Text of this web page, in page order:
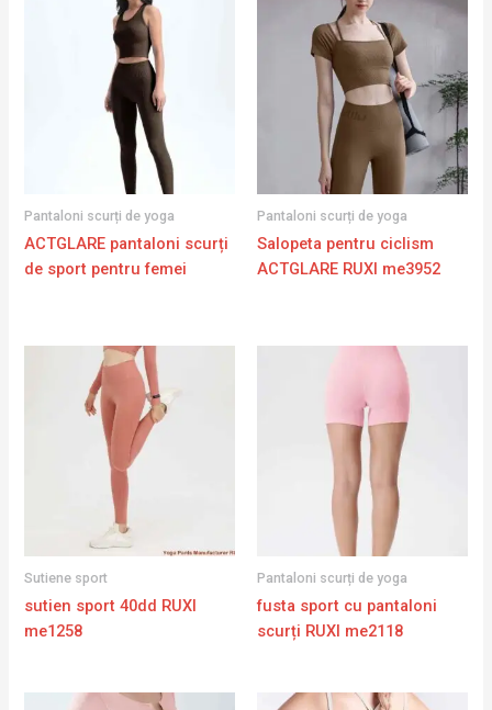
Pantaloni scurți de yoga
ACTGLARE pantaloni scurți
de sport pentru femei
Pantaloni scurți de yoga
Salopeta pentru ciclism
ACTGLARE RUXI me3952
Sutiene sport
sutien sport 40dd RUXI
me1258
Pantaloni scurți de yoga
fusta sport cu pantaloni
scurți RUXI me2118